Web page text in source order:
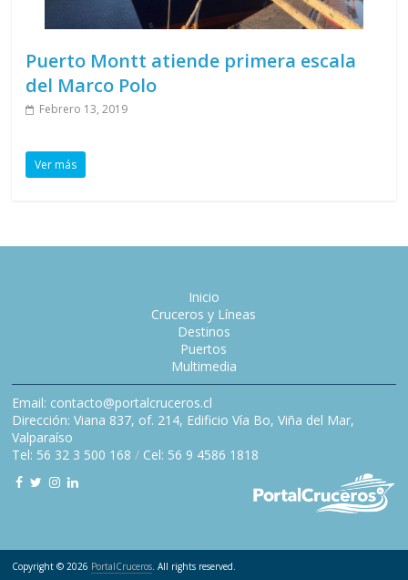
Puerto Montt atiende primera escala
del Marco Polo
Febrero 13, 2019
Ver más
Inicio
Cruceros y Líneas
Destinos
Puertos
Multimedia
Email: contacto@portalcruceros.cl
Dirección: Viana 837, of. 214, Edificio Vía Bo, Viña del Mar,
Valparaíso
Tel: 56 32 3 500 168 / Cel: 56 9 4586 1818
Copyright © 2026 PortalCruceros . All rights reserved.